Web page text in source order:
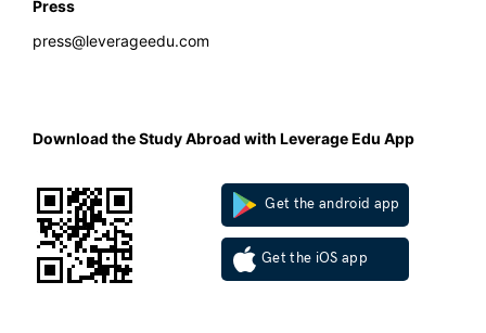
Press
press@leverageedu.com
Download the Study Abroad with Leverage Edu App
Get the android app
Get the iOS app